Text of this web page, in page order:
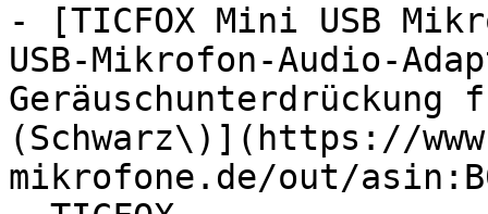
- [TICFOX Mini USB
USB-Mikrofon-Audio-
Geräuschunterdrückung
(Schwarz\)](https://
mikrofone.de/out/